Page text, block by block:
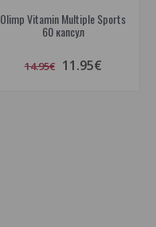
Olimp Vitamin Multiple Sports
60 капсул
14.95€ 11.95€